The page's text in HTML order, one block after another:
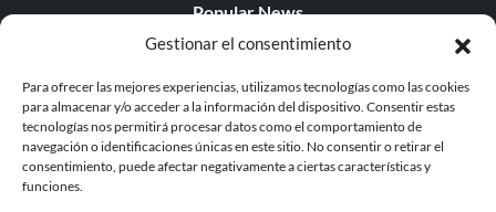
Gestionar el consentimiento
Para ofrecer las mejores experiencias, utilizamos tecnologías como las cookies
para almacenar y/o acceder a la información del dispositivo. Consentir estas
tecnologías nos permitirá procesar datos como el comportamiento de
navegación o identificaciones únicas en este sitio. No consentir o retirar el
consentimiento, puede afectar negativamente a ciertas características y
funciones.
Popular News
Popular Editorials
Popular Free Games
LATEST UPDATES